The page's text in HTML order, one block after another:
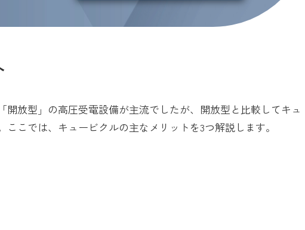
開放型」の高圧受電設備が主流でしたが、開放型と比較してキュ
こでは、キュービクルの主なメリットを3つ解説します。